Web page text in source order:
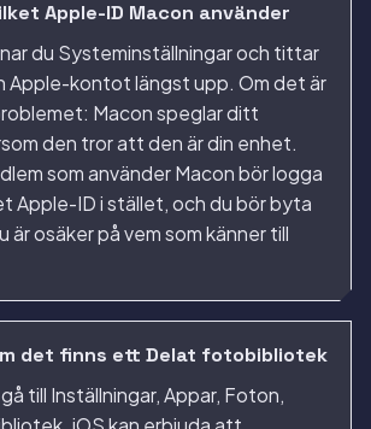
Apple-ID Macon använder
du Systeminställningar och tittar
Apple-kontot längst upp. Om det är
Macon speglar ditt
den tror att den är din enhet.
som använder Macon bör logga
Apple-ID i stället, och du bör byta
är osäker på vem som känner till
det finns ett Delat fotobibliotek
till Inställningar, Appar, Foton,